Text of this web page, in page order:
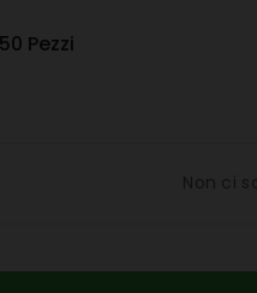
Pezzi